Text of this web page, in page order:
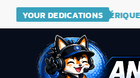
YOUR DEDICATIONS
DRAGON BALL (GÉNÉRIQUE